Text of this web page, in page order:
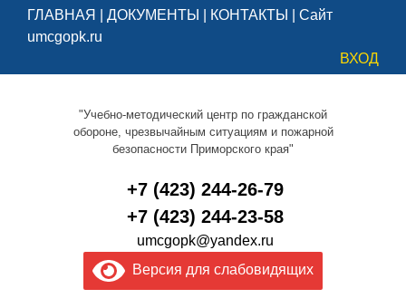
ГЛАВНАЯ ДОКУМЕНТЫ КОНТАКТЫ
Сайт
umcgopk.ru
ВХОД
"Учебно-методический центр по гражданской
обороне, чрезвычайным ситуациям и пожарной
безопасности Приморского края"
+7 (423) 244-26-79
+7 (423) 244-23-58
umcgopk@yandex.ru
Версия для слабовидящих